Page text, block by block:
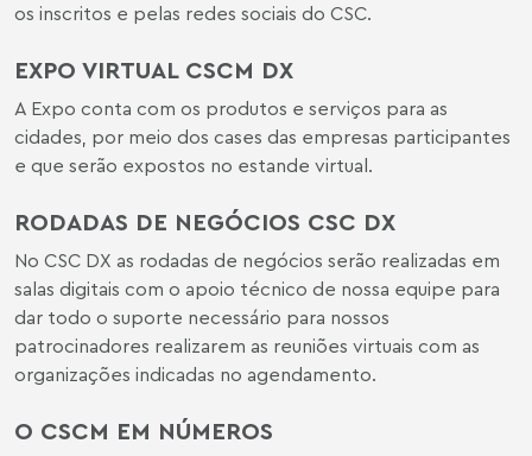
os inscritos e pelas redes sociais do CSC.
EXPO VIRTUAL CSCM DX
A Expo conta com os produtos e serviços para as
cidades, por meio dos cases das empresas participantes
e que serão expostos no estande virtual.
RODADAS DE NEGÓCIOS CSC DX
No CSC DX as rodadas de negócios serão realizadas em
salas digitais com o apoio técnico de nossa equipe para
dar todo o suporte necessário para nossos
patrocinadores realizarem as reuniões virtuais com as
organizações indicadas no agendamento.
O CSCM EM NÚMEROS